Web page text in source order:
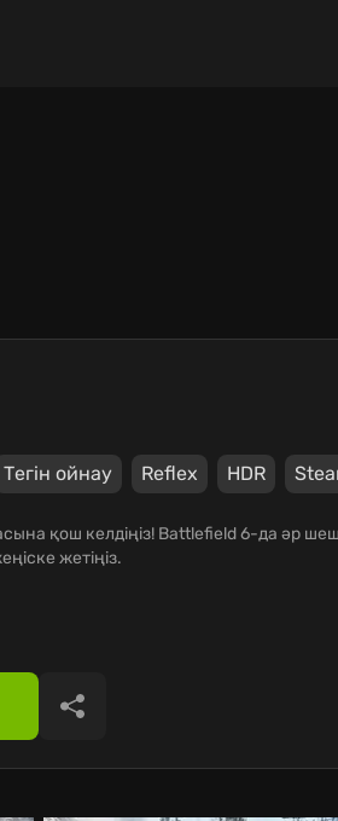
Тегін ойнау Reflex HDR
қош келдіңіз! Battlefield 6-да әр
жетіңіз.
Бөлісу